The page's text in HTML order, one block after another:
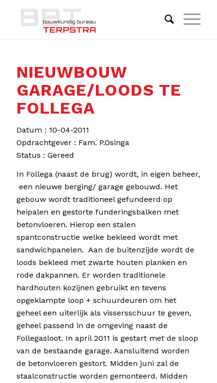
NIEUWBOUW
GARAGE/LOODS TE
FOLLEGA
Datum : 10-04-2011
Opdrachtgever : Fam. P.Osinga
Status : Gereed
In Follega (naast de brug) wordt, in eigen beheer,
een nieuwe berging/ garage gebouwd. Het
gebouw wordt traditioneel gefundeerd op
heipalen en gestorte funderingsbalken met
betonvloeren. Hierop een stalen
spantconstructie welke bekleed wordt met
sandwichpanelen. Aan de buitenzijde wordt de
loods bekleed met zwarte houten planken en
rode dakpannen. Er worden traditionele
hardhouten kozijnen gebruikt en tevens
opgeklampte loop + schuurdeuren om het
geheel een uiterlijk als vissersschuur te geven,
geheel passend in de omgeving naast de
Follegasloot. In april 2011 is gestart met de sloop
van de bestaande garage. Aansluitend worden
de betonvloeren gestort. Midden juni zal de
staalconstructie worden gemonteerd. Midden